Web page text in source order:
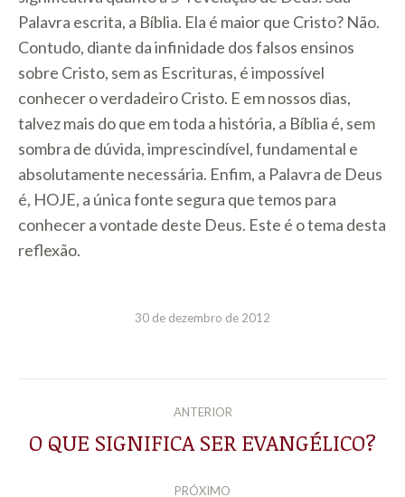
Palavra escrita, a Bíblia. Ela é maior que Cristo? Não.
Contudo, diante da infinidade dos falsos ensinos
sobre Cristo, sem as Escrituras, é impossível
conhecer o verdadeiro Cristo. E em nossos dias,
talvez mais do que em toda a história, a Bíblia é, sem
sombra de dúvida, imprescindível, fundamental e
absolutamente necessária. Enfim, a Palavra de Deus
é, HOJE, a única fonte segura que temos para
conhecer a vontade deste Deus. Este é o tema desta
reflexão.
30 de dezembro de 2012
NAVEGAÇÃO
DE
ANTERIOR
Post
O QUE SIGNIFICA SER EVANGÉLICO?
PRÓXIMO